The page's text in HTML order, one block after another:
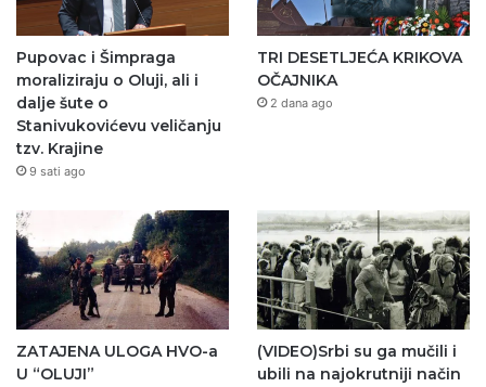
Pupovac i Šimpraga
moraliziraju o Oluji, ali i
dalje šute o
Stanivukovićevu veličanju
tzv. Krajine
9 sati ago
TRI DESETLJEĆA KRIKOVA
OČAJNIKA
2 dana ago
ZATAJENA ULOGA HVO-a
U “OLUJI”
(VIDEO)Srbi su ga mučili i
ubili na najokrutniji način